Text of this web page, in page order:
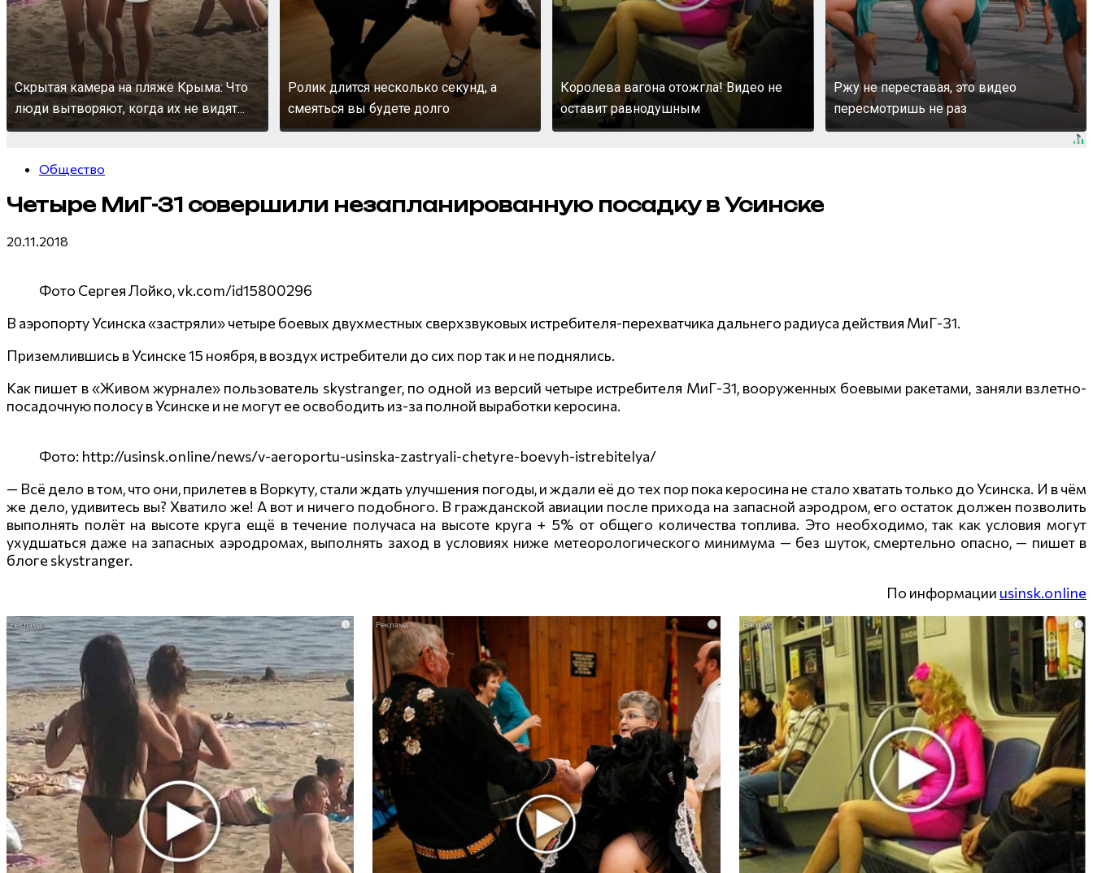
Скрытая камера на пляже Крыма: Что
люди вытворяют, когда их не видят...
Ролик длится несколько секунд, а
смеяться вы будете долго
Королева вагона отожгла! Видео не
оставит равнодушным
Ржу не переставая, это видео
пересмотришь не раз
Общество
Четыре МиГ-31 совершили незапланированную посадку в Усинске
20.11.2018
Фото Сергея Лойко, vk.com/id15800296
В аэропорту Усинска «застряли» четыре боевых двухместных сверхзвуковых истребителя-перехватчика дальнего радиуса действия МиГ-31.
Приземлившись в Усинске 15 ноября, в воздух истребители до сих пор так и не поднялись.
Как пишет в «Живом журнале» пользователь skystranger, по одной из версий четыре истребителя МиГ-31, вооруженных боевыми ракетами, заняли взлетно-
посадочную полосу в Усинске и не могут ее освободить из-за полной выработки керосина.
Фото: http://usinsk.online/news/v-aeroportu-usinska-zastryali-chetyre-boevyh-istrebitelya/
— Всё дело в том, что они, прилетев в Воркуту, стали ждать улучшения погоды, и ждали её до тех пор пока керосина не стало хватать только до Усинска. И в чём
же дело, удивитесь вы? Хватило же! А вот и ничего подобного. В гражданской авиации после прихода на запасной аэродром, его остаток должен позволить
выполнять полёт на высоте круга ещё в течение получаса на высоте круга + 5% от общего количества топлива. Это необходимо, так как условия могут
ухудшаться даже на запасных аэродромах, выполнять заход в условиях ниже метеорологического минимума — без шуток, смертельно опасно, — пишет в
блоге skystranger.
По информации usinsk.online
i i i